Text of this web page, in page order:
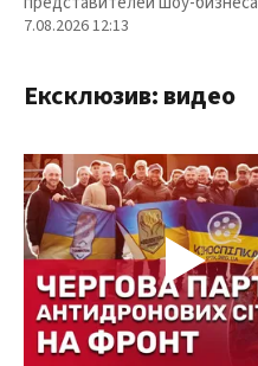
7.08.2026 12:13
Ексклюзив: видео